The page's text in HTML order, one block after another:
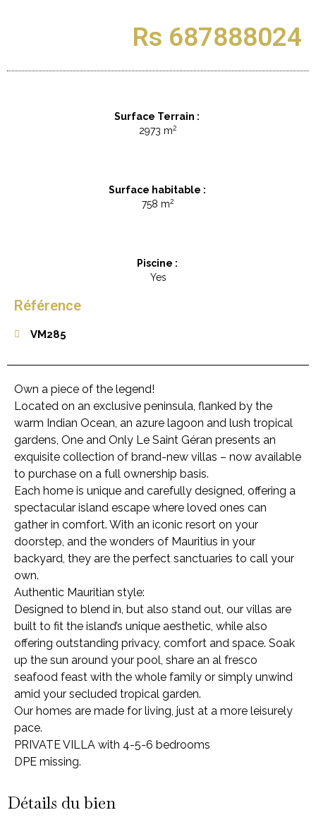
Rs 687888024
Surface Terrain :
2973 m2
Surface habitable :
758 m2
Piscine :
Yes
Référence
VM285
Own a piece of the legend!
Located on an exclusive peninsula, flanked by the
warm Indian Ocean, an azure lagoon and lush tropical
gardens, One and Only Le Saint Géran presents an
exquisite collection of brand-new villas – now available
to purchase on a full ownership basis.
Each home is unique and carefully designed, offering a
spectacular island escape where loved ones can
gather in comfort. With an iconic resort on your
doorstep, and the wonders of Mauritius in your
backyard, they are the perfect sanctuaries to call your
own.
Authentic Mauritian style:
Designed to blend in, but also stand out, our villas are
built to fit the island’s unique aesthetic, while also
offering outstanding privacy, comfort and space. Soak
up the sun around your pool, share an al fresco
seafood feast with the whole family or simply unwind
amid your secluded tropical garden.
Our homes are made for living, just at a more leisurely
pace.
PRIVATE VILLA with 4-5-6 bedrooms
DPE missing.
Détails du bien